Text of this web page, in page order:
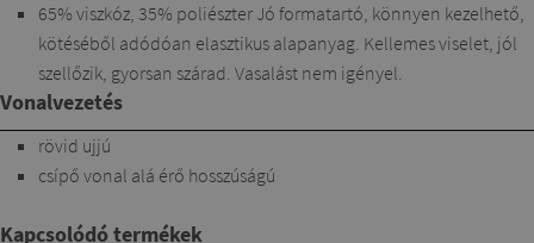
65% viszkóz, 35% poliészter Jó formatartó, könnyen kezelhető,
kötéséből adódóan elasztikus alapanyag. Kellemes viselet, jól
szellőzik, gyorsan szárad. Vasalást nem igényel.
Vonalvezetés
rövid ujjú
csípő vonal alá érő hosszúságú
Kapcsolódó termékek